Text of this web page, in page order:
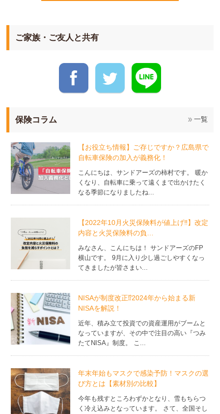
ご家族・ご友人と共有
保険コラム 一覧
【お役立ち情報】ご存じですか？広島県で
自転車保険の加入が義務化！
こんにちは、サンドアーズの柿村です。 暖か
くなり、自転車に乗って遠くまで出かけたく
なる季節になりましたね...
【2022年10月火災保険料が値上げ‼】改定
内容と火災保険料の負…
みなさん、こんにちは！ サンドアーズのFP
横山です。 9月に入り少し過ごしやすくなっ
てきましたが皆さまい...
NISAが制度改正⁉2024年から始まる新
NISAを解説！
近年、積み立て投資での資産運用がブームと
なっていますが、その中で注目の高い『つみ
たてNISA』制度。 こ...
年末年始もマスクで感染予防！マスクの選
び方とは【素材別の比較】
今年も残すところわずかとなり、雪もちらつ
く冷え込みとなっています。 さて、全国そし